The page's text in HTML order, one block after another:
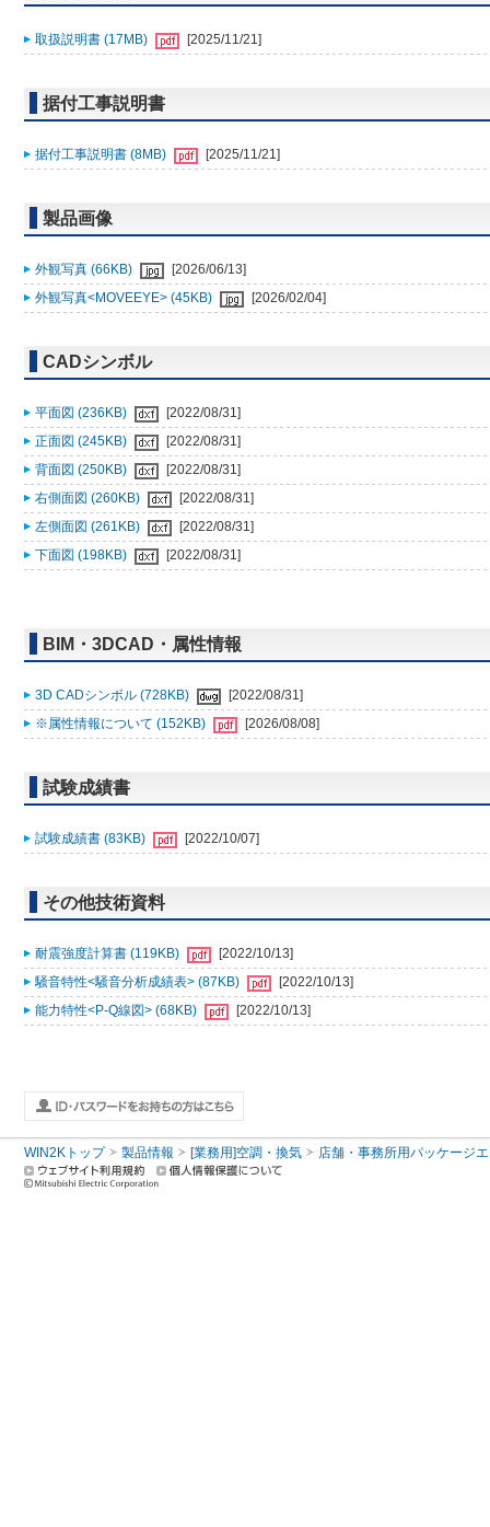
取扱説明書 (17MB) [2025/11/21]
据付工事説明書
据付工事説明書 (8MB) [2025/11/21]
製品画像
外観写真 (66KB)
[2026/06/13]
外観写真<MOVEEYE> (45KB)
[2026/02/04]
CADシンボル
平面図 (236KB)
[2022/08/31]
正面図 (245KB)
[2022/08/31]
背面図 (250KB)
[2022/08/31]
右側面図 (260KB)
[2022/08/31]
左側面図 (261KB)
[2022/08/31]
下面図 (198KB)
[2022/08/31]
BIM・3DCAD・属性情報
3D CADシンボル (728KB)
[2022/08/31]
※属性情報について (152KB)
[2026/08/08]
試験成績書
試験成績書 (83KB) [2022/10/07]
その他技術資料
耐震強度計算書 (119KB)
[2022/10/13]
騒音特性<騒音分析成績表> (87KB)
[2022/10/13]
能力特性<P-Q線図> (68KB)
[2022/10/13]
WIN2Kトップ 製品情報 [業務用]空調・換気 店舗・事務所用パッケージ